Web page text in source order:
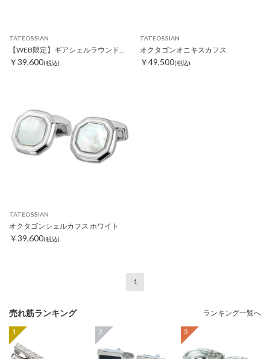
TATEOSSIAN
【WEB限定】ギアシェルラウンドカフス ホワイト
￥39,600(税込)
TATEOSSIAN
オクタゴンオニキスカフス
￥49,500(税込)
TATEOSSIAN
オクタゴンシェルカフス ホワイト
￥39,600(税込)
1
売れ筋ランキング ランキング一覧へ
1 2 3